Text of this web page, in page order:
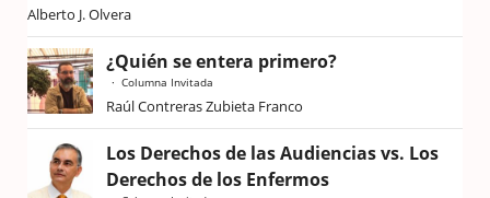
Alberto J. Olvera
¿Quién se entera primero?
Columna Invitada
Raúl Contreras Zubieta Franco
Los Derechos de las Audiencias vs. Los
Derechos de los Enfermos